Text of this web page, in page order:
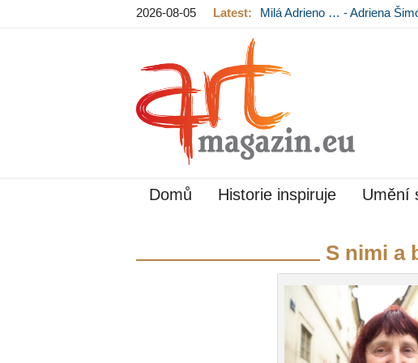
2026-08-05 Latest:
Milá Adrieno … - Adriena
Domů Historie inspiruje Umění
S nimi a